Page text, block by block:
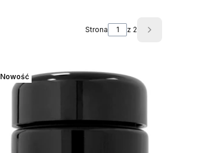
Strona z 2 Następne
Nowość